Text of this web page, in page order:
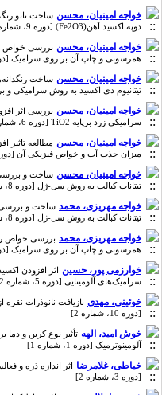
خواجه امینیان، محسن
دوپه اکسید آهن(Fe2O3) [دوره 9، شماره 2]
خواجه امینیان، محسن
همرسوبی و چاپ آن بر روی سرامیک [دوره 8، شماره
خواجه امینیان، محسن ساخت
تیتانیوم دی اکسید به روش سرامیکی و بررسی
خواجه امینیان، محسن بررسی اثر
سرامیکی زرد برپایه TiO2 [دوره 6، شماره 4]
خواجه امینیان، محسن مطالعه تاثیر
میزان جذب آب و خواص فیزیکی آن [دوره 7، شماره 2]
خواجه امینیان، محسن ساخت و بررسی
تیتانات کبالت به روش سل-ژل [دوره 8، شماره 1]
خواجه مهریزی، محمد ساخت و بررسی
تیتانات کبالت به روش سل-ژل [دوره 8، شماره 1]
خواجه مهریزی، محمد
همرسوبی و چاپ آن بر روی سرامیک [دوره 8، شماره
خوارزمی پور، حسین
سرامیک‌های آلومینایی [دوره 5، شماره 2]
خوئینی، مهدی بازیافت نانوذرات نقره
[دوره 10، شماره 2]
خوش امید، الهه
آلومینوترمیک [دوره 1، شماره 1]
خیاطی، غلامرضا اثر اندازه ذره و
[دوره 3، شماره 2]